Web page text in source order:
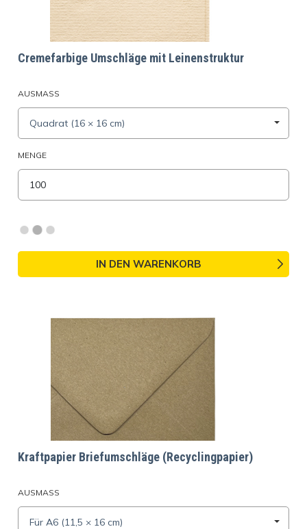
Cremefarbige Umschläge mit Leinenstruktur
AUSMASS
Quadrat (16 × 16 cm)
MENGE
IN DEN WARENKORB
Kraftpapier Briefumschläge (Recyclingpapier)
AUSMASS
Für A6 (11,5 × 16 cm)